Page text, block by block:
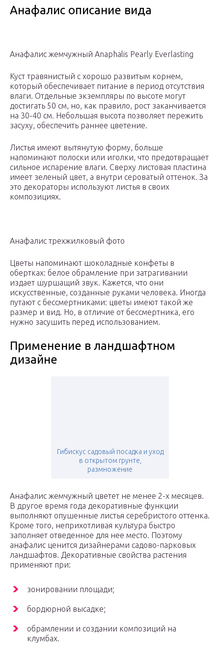
Анафалис описание вида
Анафалис жемчужный Anaphalis Pearly Everlasting
Куст травянистый с хорошо развитым корнем,
который обеспечивает питание в период отсутствия
влаги. Отдельные экземпляры по высоте могут
достигать 50 см, но, как правило, рост заканчивается
на 30-40 см. Небольшая высота позволяет пережить
засуху, обеспечить раннее цветение.
Листья имеют вытянутую форму, больше
напоминают полоски или иголки, что предотвращает
сильное испарение влаги. Сверху листовая пластина
имеет зеленый цвет, а внутри сероватый оттенок. За
это декораторы используют листья в своих
композициях.
Анафалис трехжилковый фото
Цветы напоминают шоколадные конфеты в
обертках: белое обрамление при затрагивании
издает шуршащий звук. Кажется, что они
искусственные, созданные руками человека. Иногда
путают с бессмертниками: цветы имеют такой же
размер и вид. Но, в отличие от бессмертника, его
нужно засушить перед использованием.
Применение в ландшафтном
дизайне
Гибискус садовый посадка и уход
в открытом грунте,
размножение
Анафалис жемчужный цветет не менее 2-х месяцев.
В другое время года декоративные функции
выполняют опушенные листья серебристого оттенка.
Кроме того, неприхотливая культура быстро
заполняет отведенное для нее место. Поэтому
анафалис ценится дизайнерами садово-парковых
ландшафтов. Декоративные свойства растения
применяют при:
зонировании площади;
бордюрной высадке;
обрамлении и создании композиций на
клумбах.